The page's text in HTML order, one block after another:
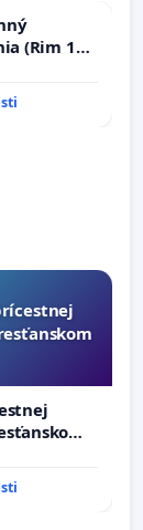
(Rim 10,